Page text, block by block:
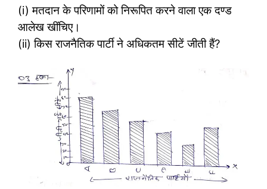
(i) मतदान के परिणामों को निरूपित करने वाला एक दण्ड
आलेख खींचिए।
(ii) किस राजनैतिक पार्टी ने अधिकतम सीटें जीती हैं?